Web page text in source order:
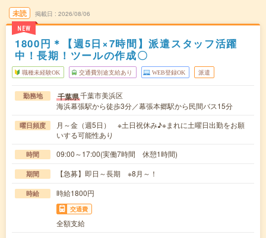
未読
NEW
掲載日 2026/08/06
1800円＊【週5日×7時間】派遣スタッフ活躍
中！長期！ツールの作成〇
職種未経験OK 交通費別途支給あり WEB登録OK 派遣
勤務地 千葉県千葉市美浜区
海浜幕張駅から徒歩3分／幕張本郷駅から民間バス15分
曜日頻度
月～金（週5日） ※土日祝休み♪※まれに土曜日出勤をお願
いする可能性あり
時間 09:00～17:00(実働7時間 休憩1時間)
期間 【急募】即日～長期 ※8月～！
時給 時給1800円
交通費
全額支給